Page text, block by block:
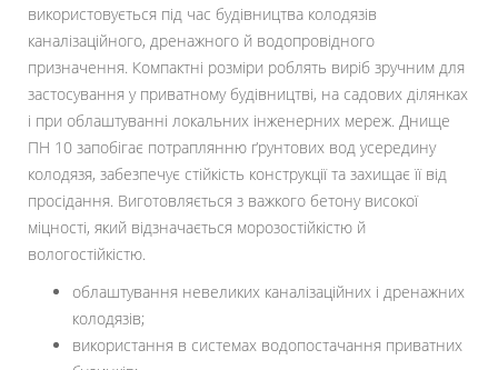
використовується під час будівництва колодязів
каналізаційного, дренажного й водопровідного
призначення. Компактні розміри роблять виріб зручним для
застосування у приватному будівництві, на садових ділянках
і при облаштуванні локальних інженерних мереж. Днище
ПН 10 запобігає потраплянню ґрунтових вод усередину
колодязя, забезпечує стійкість конструкції та захищає її від
просідання. Виготовляється з важкого бетону високої
міцності, який відзначається морозостійкістю й
вологостійкістю.
облаштування невеликих каналізаційних і дренажних
колодязів;
використання в системах водопостачання приватних